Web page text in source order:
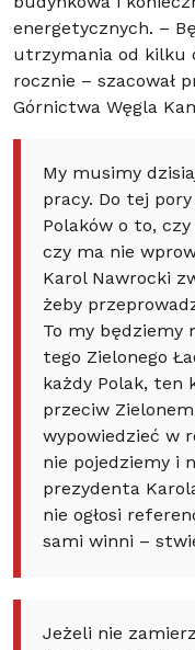
energetycznych. –
utrzymania od kilku
rocznie – szacował
Górnictwa Węgla
My musimy
pracy. Do tej
Polaków o to,
czy ma nie
Karol Nawrocki
żeby
To my będziemy
tego Zielonego
każdy Polak,
przeciw
wypowiedzieć w
nie pojedziemy i
prezydenta
nie ogłosi
sami winni –
Jeżeli nie